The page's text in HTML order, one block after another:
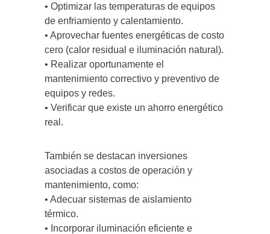
• Optimizar las temperaturas de equipos
de enfriamiento y calentamiento.
• Aprovechar fuentes energéticas de costo
cero (calor residual e iluminación natural).
• Realizar oportunamente el
mantenimiento correctivo y preventivo de
equipos y redes.
• Verificar que existe un ahorro energético
real.
También se destacan inversiones
asociadas a costos de operación y
mantenimiento, como:
• Adecuar sistemas de aislamiento
térmico.
• Incorporar iluminación eficiente e